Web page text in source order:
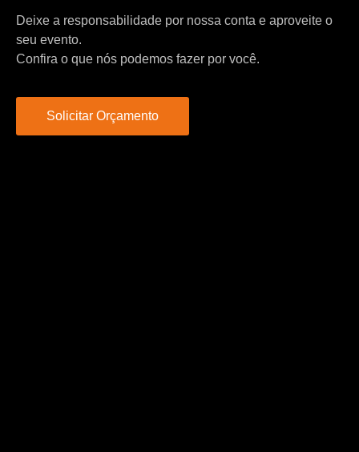
Deixe a responsabilidade por nossa conta e aproveite o
seu evento.
Confira o que nós podemos fazer por você.
Solicitar Orçamento